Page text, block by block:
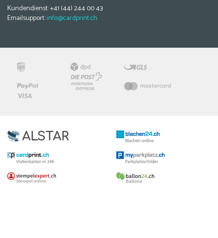
Kundendienst: +41 (44) 244 00 43
Emailsupport:info@cardprint.ch